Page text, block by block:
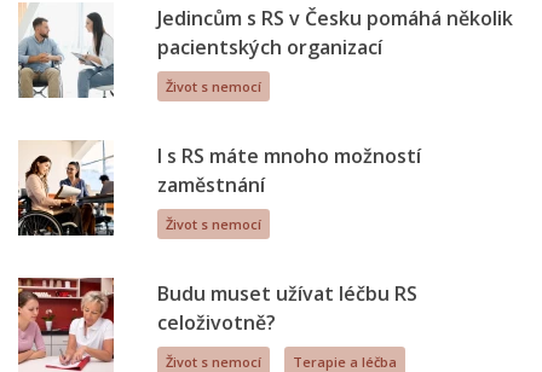
Jedincům s RS v Česku pomáhá několik
pacientských organizací
Život s nemocí
I s RS máte mnoho možností
zaměstnání
Život s nemocí
Budu muset užívat léčbu RS
celoživotně?
Život s nemocí Terapie a léčba